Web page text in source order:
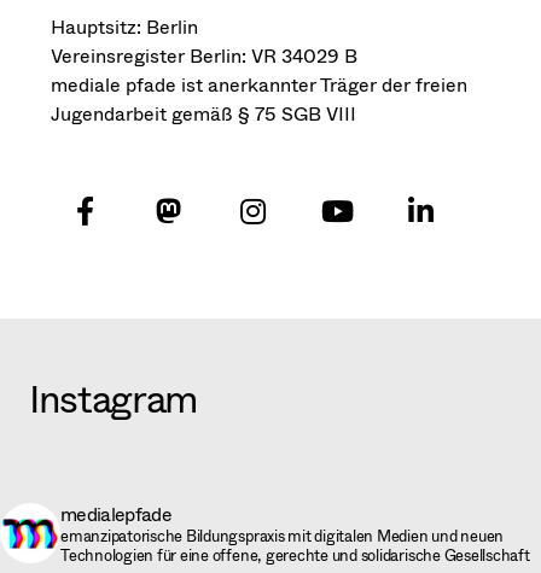
Hauptsitz: Berlin
Vereinsregister Berlin: VR 34029 B
mediale pfade ist anerkannter Träger der freien
Jugendarbeit gemäß § 75 SGB VIII
Instagram
medialepfade
emanzipatorische Bildungspraxis mit digitalen Medien und neuen
Technologien für eine offene, gerechte und solidarische Gesellschaft